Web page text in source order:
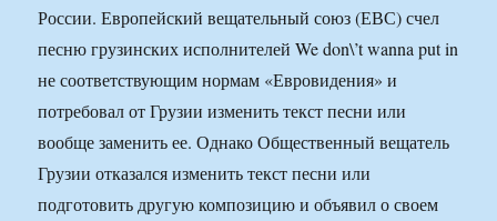
России. Европейский вещательный союз (ЕВС) счел
песню грузинских исполнителей We don\’t wanna put in
не соответствующим нормам «Евровидения» и
потребовал от Грузии изменить текст песни или
вообще заменить ее. Однако Общественный вещатель
Грузии отказался изменить текст песни или
подготовить другую композицию и объявил о своем